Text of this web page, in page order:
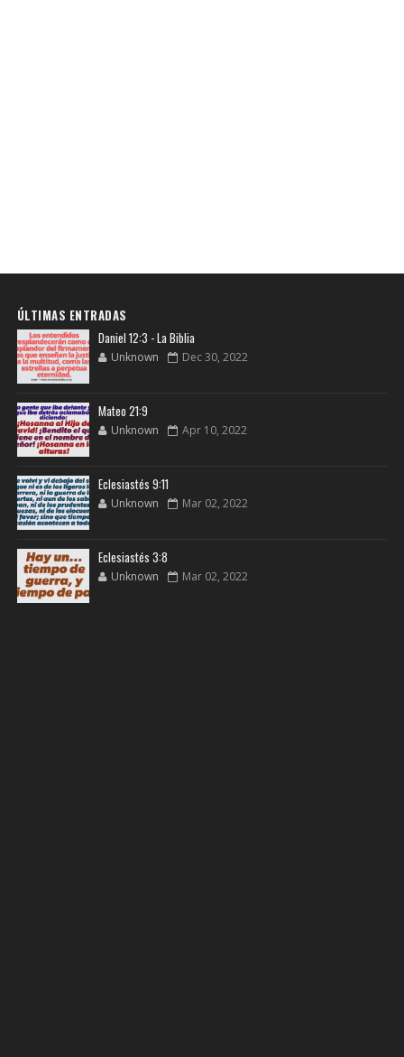
ÚLTIMAS ENTRADAS
Daniel 12:3 - La Biblia
Unknown Dec 30, 2022
Mateo 21:9
Unknown Apr 10, 2022
Eclesiastés 9:11
Unknown Mar 02, 2022
Eclesiastés 3:8
Unknown Mar 02, 2022